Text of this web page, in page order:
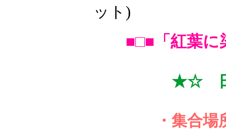
ット )
■□■「紅葉に
★☆ 日
・集合場